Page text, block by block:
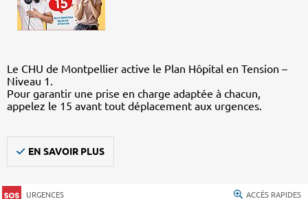
Le CHU de Montpellier active le Plan Hôpital en Tension –
Niveau 1.
Pour garantir une prise en charge adaptée à chacun,
appelez le 15 avant tout déplacement aux urgences.
EN SAVOIR PLUS
URGENCES ACCÈS RAPIDES